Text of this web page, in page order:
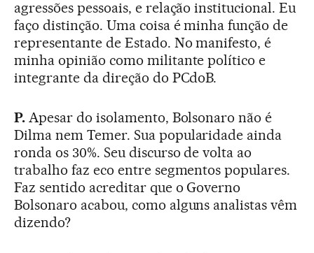
agressões pessoais, e relação institucional. Eu
faço distinção. Uma coisa é minha função de
representante de Estado. No manifesto, é
minha opinião como militante político e
integrante da direção do PCdoB.
P. Apesar do isolamento, Bolsonaro não é
Dilma nem Temer. Sua popularidade ainda
ronda os 30%. Seu discurso de volta ao
trabalho faz eco entre segmentos populares.
Faz sentido acreditar que o Governo
Bolsonaro acabou, como alguns analistas vêm
dizendo?